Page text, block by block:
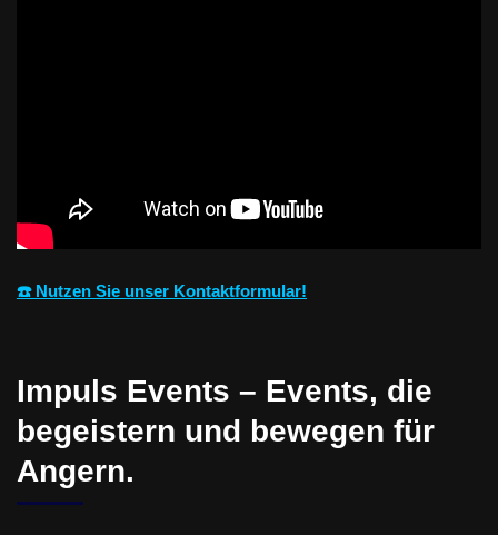
☎️ Nutzen Sie unser Kontaktformular!
Impuls Events – Events, die
begeistern und bewegen für
Angern.